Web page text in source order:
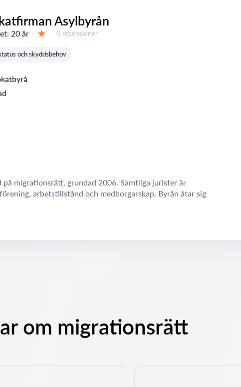
Asylbyrån
20 år Recensioner:
0 recensioner
och skyddsbehov
migrationsrätt, grundad 2006. Samtliga jurister är
arbetstillstånd och medborgarskap. Byrån åtar sig
om migrationsrätt